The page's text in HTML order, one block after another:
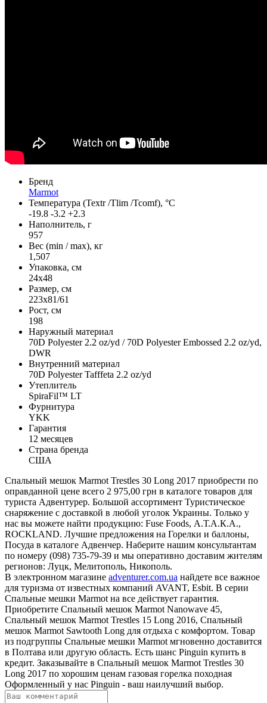
Бренд
Marmot
Температура (Textr /Tlim /Tcomf), °C
-19.8 -3.2 +2.3
Наполнитель, г
957
Вес (min / max), кг
1,507
Упаковка, см
24х48
Размер, см
223x81/61
Рост, см
198
Наружный материал
70D Polyester 2.2 oz/yd / 70D Polyester Embossed 2.2 oz/yd,
DWR
Внутренний материал
70D Polyester Tafffeta 2.2 oz/yd
Утеплитель
SpiraFil™ LT
Фурнитура
YKK
Гарантия
12 месяцев
Страна бренда
США
Спальный мешок Marmot Trestles 30 Long 2017 приобрести по
оправданной цене всего 2 975,00 грн в каталоге товаров для
туриста Адвентурер. Большой ассортимент Туристическое
снаряжение с доставкой в любой уголок Украины. Только у
нас вы можете найти продукцию: Fuse Foods, А.Т.А.К.А.,
ROCKLAND. Лучшие предложения на Горелки и баллоны,
Посуда в каталоге Адвенчер. Наберите нашим консультантам
по номеру (098) 735-79-39 и мы оперативно доставим жителям
регионов: Луцк, Мелитополь, Никополь.
В электронном магазине adventurer.com.ua найдете все важное
для туризма от известных компаний AVANT, Esbit. В серии
Спальные мешки Marmot на все действует гарантия.
Приобретите Спальный мешок Marmot Nanowave 45,
Спальный мешок Marmot Trestles 15 Long 2016, Спальный
мешок Marmot Sawtooth Long для отдыха с комфортом. Товар
из подгруппы Спальные мешки Marmot мгновенно доставится
в Полтава или другую область. Есть шанс Pinguin купить в
кредит. Заказывайте в Спальный мешок Marmot Trestles 30
Long 2017 по хорошим ценам газовая горелка походная
Оформленный у нас Pinguin - ваш наилучший выбор.